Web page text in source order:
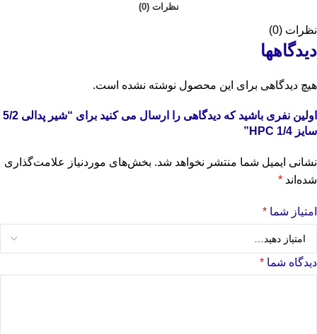
نظرات (0)
نظرات (0)
دیدگاهها
هیچ دیدگاهی برای این محصول نوشته نشده است.
اولین نفری باشید که دیدگاهی را ارسال می کنید برای “شیر پدالی 5/2
سایز 1/4 HPC”
نشانی ایمیل شما منتشر نخواهد شد. بخش‌های موردنیاز علامت‌گذاری
شده‌اند *
امتیاز شما *
دیدگاه شما *